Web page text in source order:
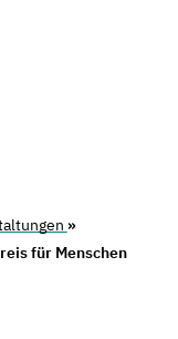
»
für Menschen